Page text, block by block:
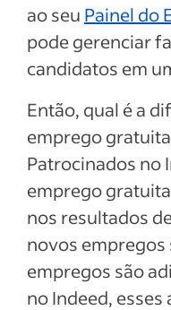
ao seu Painel do
pode gerenciar
candidatos em
Então, qual é a
emprego
Patrocinados no
emprego
nos resultados
novos empregos
empregos são
no Indeed,